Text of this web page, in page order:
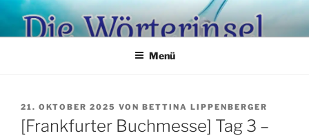
Zum
Inhalt
springen
Menü
VERÖFFENTLICHT
AM
21. OKTOBER 2025 VON BETTINA LIPPENBERGER
[Frankfurter Buchmesse] Tag 3 –